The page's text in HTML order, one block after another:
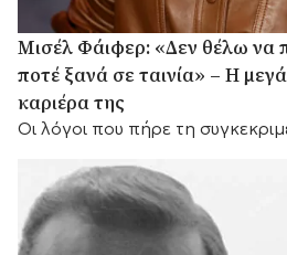
Μισέλ Φάιφερ: «Δεν θέλω
ποτέ ξανά σε ταινία» – Η
καριέρα της
Οι λόγοι που πήρε τη